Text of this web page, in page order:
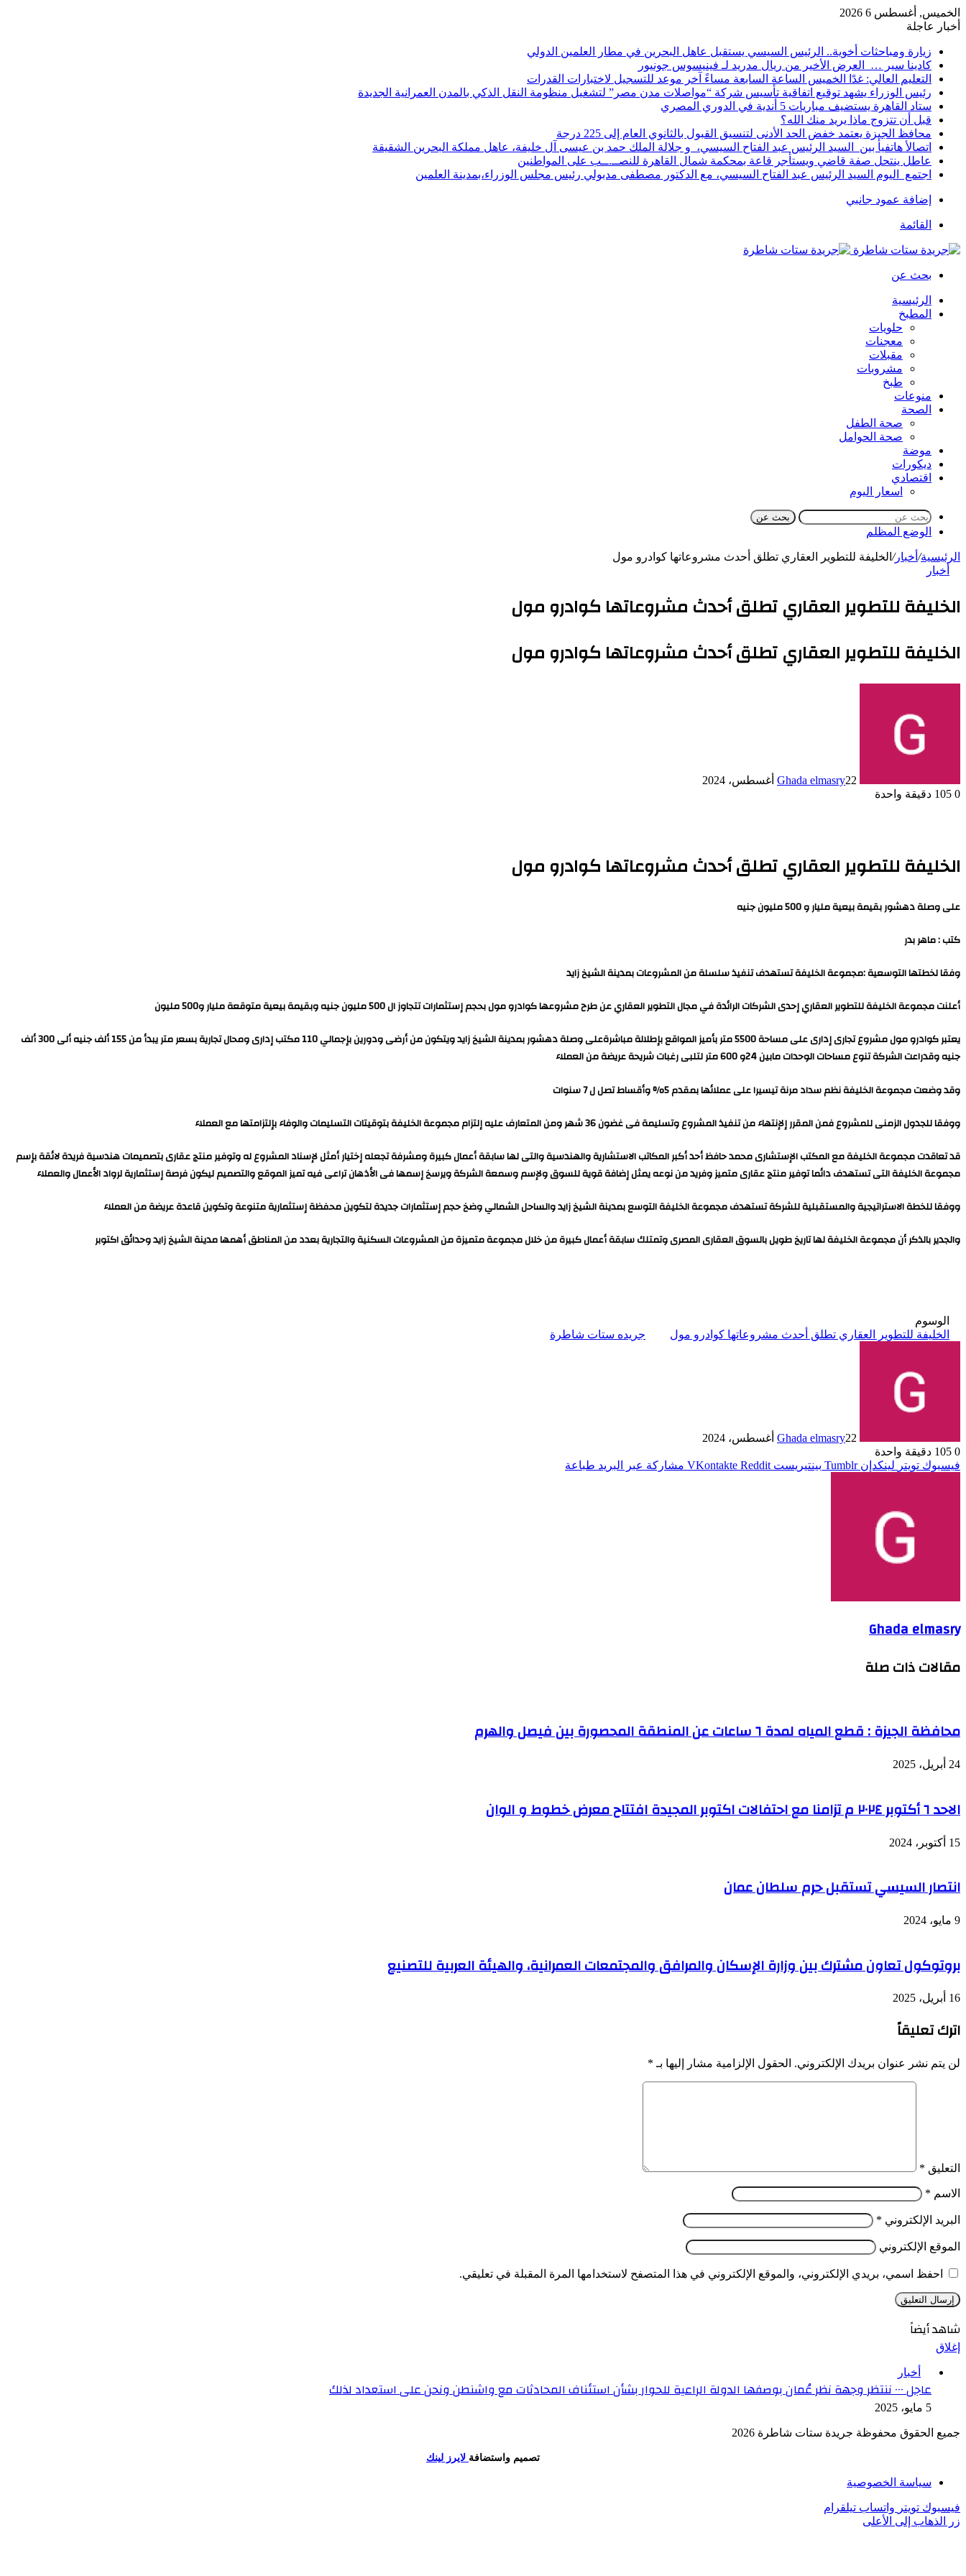
الخميس, أغسطس 6 2026
أخبار عاجلة
زيارة ومباحثات أخوية.. الرئيس السيسي يستقبل عاهل البحرين في مطار العلمين الدولي
كادينا سير … العرض الأخير من ريال مدريد لـ فينيسوس جونيور
التعليم العالي: غدًا الخميس الساعة السابعة مساءً آخر موعد للتسجيل لاختبارات القدرات
رئيس الوزراء يشهد توقيع اتفاقية تأسيس شركة “مواصلات مدن مصر” لتشغيل منظومة النقل الذكي بالمدن العمرانية الجديدة
ستاد القاهرة يستضيف مباريات 5 أندية في الدوري المصري
قبل أن تتزوج ماذا يريد منك الله؟
محافظ الجيزة يعتمد خفض الحد الأدنى لتنسيق القبول بالثانوي العام إلى 225 درجة
اتصالأ هاتفيأ بين السيد الرئيس عبد الفتاح السيسي، و جلالة الملك حمد بن عيسى آل خليفة، عاهل مملكة البحرين الشقيقة
عاطل ينتحل صفة قاضي ويستأجر قاعة بمحكمة شمال القاهرة للنصــ.ــب على المواطنين
اجتمع اليوم السيد الرئيس عبد الفتاح السيسي، مع الدكتور مصطفى مدبولي رئيس مجلس الوزراء،بمدينة العلمين
إضافة عمود جانبي
القائمة
بحث عن
الرئيسية
المطبخ
حلويات
معجنات
مقبلات
مشروبات
طبخ
منوعات
الصحة
صحة الطفل
صحة الحوامل
موضة
ديكورات
اقتصادي
اسعار اليوم
بحث عن
الوضع المظلم
الرئيسية/ أخبار/ الخليفة للتطوير العقاري تطلق أحدث مشروعاتها كوادرو مول
أخبار
الخليفة للتطوير العقاري تطلق أحدث مشروعاتها كوادرو مول
الخليفة للتطوير العقاري تطلق أحدث مشروعاتها كوادرو مول
Ghada elmasry22 أغسطس، 2024
0
دقيقة واحدة
الخليفة للتطوير العقاري تطلق أحدث مشروعاتها كوادرو مول
على وصلة دهشور بقيمة بيعية مليار و 500 مليون جنيه
كتب : ماهر بدر
وفقا لخطتها التوسعية :مجموعة الخليفة تستهدف تنفيذ سلسلة من المشروعات بمدينة الشيخ زايد
أعلنت مجموعة الخليفة للتطوير العقاري إحدى الشركات الرائدة في مجال التطوير العقاري عن طرح مشروعها كوادرو مول بحجم إستثمارات تتجاوز ال 500 مليون جنيه وبقيمة بيعية متوقعة مليار و500 مليون
يعتبر كوادرو مول مشروع تجارى إدارى على مساحة 5500 متر بأميز المواقع بإطلالة مباشرةعلى وصلة دهشور بمدينة الشيخ زايد ويتكون من أرضى ودورين بإجمالي 110 مكتب إدارى ومحال تجارية بسعر متر يبدأ من 155 ألف جنيه ألى 300 ألف
جنيه وقدراعت الشركة تنوع مساحات الوحدات مابين 24و 600 متر لتلبى رغبات شريحة عريضة من العملاء
وقد وضعت مجموعة الخليفة نظم سداد مرنة تيسيرا على عملائها بمقدم 5% وأقساط تصل ل 7 سنوات
ووفقا للجدول الزمنى للمشروع فمن المقرر إلإنتهاء من تنفيذ المشروع وتسليمة فى غضون 36 شهر ومن المتعارف عليه إلتزام مجموعة الخليفة بتوقيتات التسليمات والوفاء بإلتزامتها مع العملاء
قد تعاقدت مجموعة الخليفة مع المكتب الإستشارى محمد حافظ أحد أكبر المكاتب الاستشارية والهندسية والتى لها سابقة أعمال كبيرة ومشرفة تجعله إختيار أمثل لإسناد المشروع له وتوفير منتج عقارى بتصميمات هندسية فريدة لائقة بإسم
مجموعة الخليفة التى تستهدف دائما توفير منتج عقارى متميز وفريد من نوعه يمثل إضافة قوية للسوق ولإسم وسمعة الشركة ويرسخ إسمها فى الأذهان تراعى فيه تميز الموقع والتصميم ليكون فرصة إستثمارية لرواد الأعمال والعملاء
ووفقا للخطة الاستراتيجية والمستقبلية للشركة تستهدف مجموعة الخليفة التوسع بمدينة الشيخ زايد والساحل الشمالي وضخ حجم إستثمارات جديدة لتكوين محفظة إستثمارية متنوعة وتكوين قاعدة عريضة من العملاء
والجدير بالذكر أن مجموعة الخليفة لها تاريخ طويل بالسوق العقارى المصرى وتمتلك سابقة أعمال كبيرة من خلال مجموعة متميزة من المشروعات السكنية والتجارية بعدد من المناطق أهمها مدينة الشيخ زايد وحدائق اكتوبر
الوسوم
الخليفة للتطوير العقاري تطلق أحدث مشروعاتها كوادرو مول
جريده ستات شاطرة
Ghada elmasry22 أغسطس، 2024
0
دقيقة واحدة
فيسبوك تويتر لينكدإن بينتيريست مشاركة عبر البريد طباعة
Ghada elmasry
مقالات ذات صلة
محافظة الجيزة : قطع المياه لمدة ٦ ساعات عن المنطقة المحصورة بين فيصل والهرم
24 أبريل، 2025
الاحد ٦ أكتوبر ٢٠٢٤ م تزامنا مع احتفالات اكتوبر المجيدة افتتاح معرض خطوط و الوان
15 أكتوبر، 2024
انتصار السيسي تستقبل حرم سلطان عمان
9 مايو، 2024
بروتوكول تعاون مشترك بين وزارة الإسكان والمرافق والمجتمعات العمرانية، والهيئة العربية للتصنيع
16 أبريل، 2025
اترك تعليقاً
لن يتم نشر عنوان بريدك الإلكتروني. الحقول الإلزامية مشار إليها بـ *
التعليق *
الاسم *
البريد الإلكتروني *
الموقع الإلكتروني
احفظ اسمي، بريدي الإلكتروني، والموقع الإلكتروني في هذا المتصفح لاستخدامها المرة المقبلة في تعليقي.
شاهد أيضاً
إغلاق
أخبار
عاجل ٠٠٠ ننتظر وجهة نظر عُمان بوصفها الدولة الراعية للحوار بشأن استئناف المحادثات مع واشنطن ونحن على استعداد لذلك
5 مايو، 2025
جميع الحقوق محفوظة جريدة ستات شاطرة 2026
تصميم واستضافة لايرز لينك
سياسة الخصوصية
فيسبوك تويتر واتساب تيلقرام
زر الذهاب إلى الأعلى